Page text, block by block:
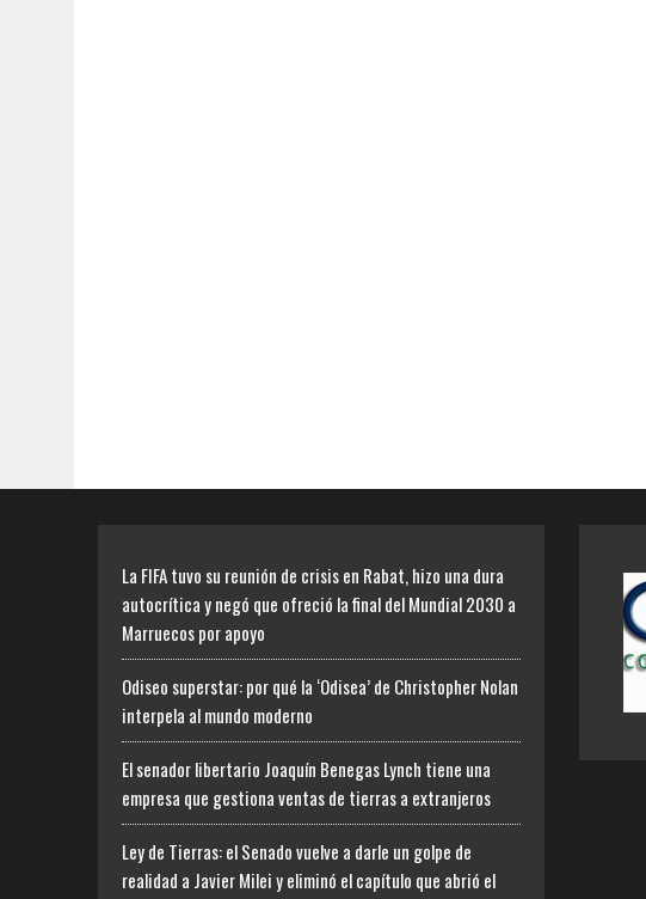
La FIFA tuvo su reunión de crisis en Rabat, hizo una dura
autocrítica y negó que ofreció la final del Mundial 2030 a
Marruecos por apoyo
Odiseo superstar: por qué la ‘Odisea’ de Christopher Nolan
interpela al mundo moderno
El senador libertario Joaquín Benegas Lynch tiene una
empresa que gestiona ventas de tierras a extranjeros
Ley de Tierras: el Senado vuelve a darle un golpe de
realidad a Javier Milei y eliminó el capítulo que abrió el